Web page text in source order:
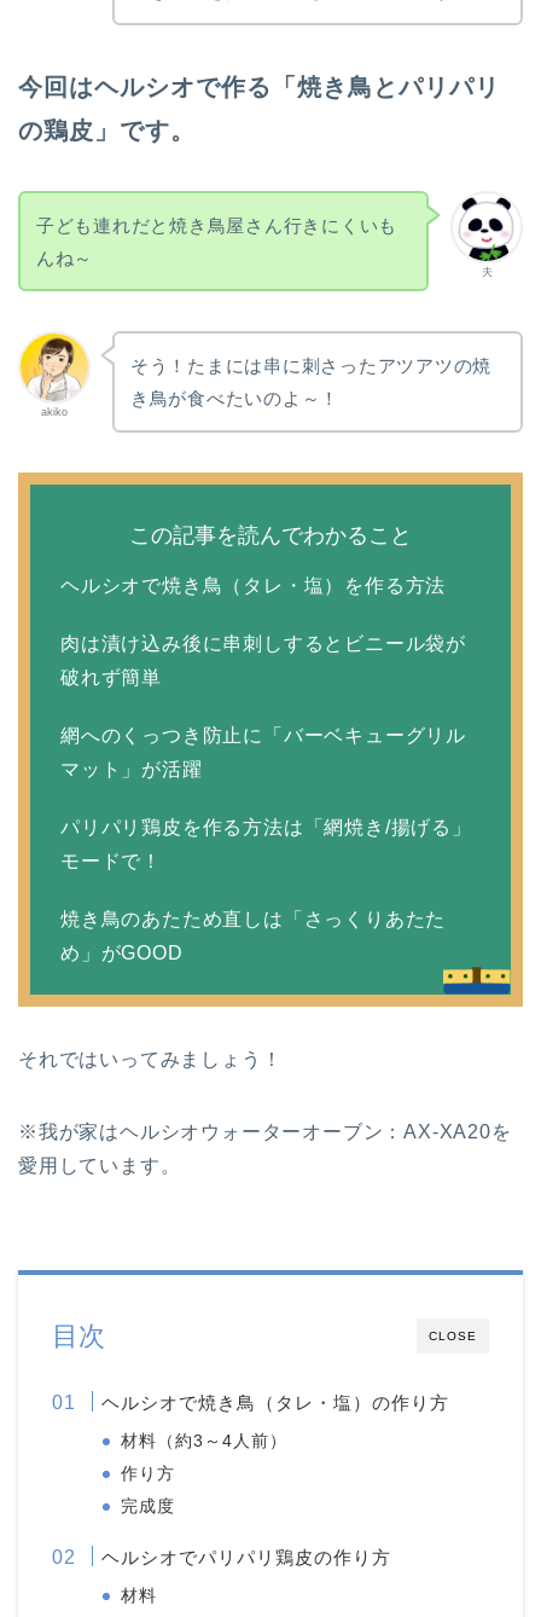
今回はヘルシオで作る「焼き鳥とパリパリ
の鶏皮」です。
夫
子ども連れだと焼き鳥屋さん行きにくいも
んね～
akiko
そう！たまには串に刺さったアツアツの焼
き鳥が食べたいのよ～！
この記事を読んでわかること
ヘルシオで焼き鳥（タレ・塩）を作る方法
肉は漬け込み後に串刺しするとビニール袋が
破れず簡単
網へのくっつき防止に「バーベキューグリル
マット」が活躍
パリパリ鶏皮を作る方法は「網焼き/揚げる」
モードで！
焼き鳥のあたため直しは「さっくりあたた
め」がGOOD
それではいってみましょう！
※我が家はヘルシオウォーターオーブン：AX-XA20を
愛用しています。
CLOSE
目次
ヘルシオで焼き鳥（タレ・塩）の作り方
材料（約3～4人前）
作り方
完成度
ヘルシオでパリパリ鶏皮の作り方
材料